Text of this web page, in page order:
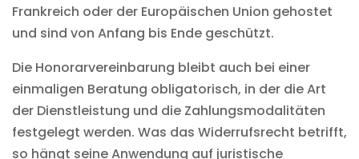
Frankreich oder der Europäischen Union gehostet
und sind von Anfang bis Ende geschützt.
Die Honorarvereinbarung bleibt auch bei einer
einmaligen Beratung obligatorisch, in der die Art
der Dienstleistung und die Zahlungsmodalitäten
festgelegt werden. Was das Widerrufsrecht betrifft,
so hängt seine Anwendung auf juristische